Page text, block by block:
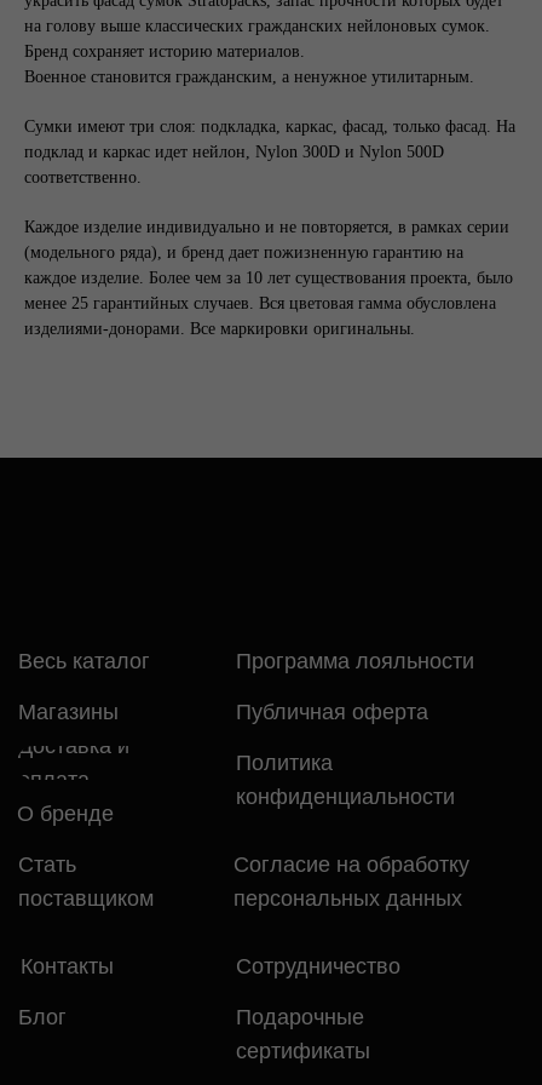
на голову выше классических гражданских нейлоновых сумок.
Бренд сохраняет историю материалов.
Военное становится гражданским, а ненужное утилитарным.
Сумки имеют три слоя: подкладка, каркас, фасад, только фасад. На
подклад и каркас идет нейлон, Nylon 300D и Nylon 500D
соответственно.
Каждое изделие индивидуально и не повторяется, в рамках серии
(модельного ряда), и бренд дает пожизненную гарантию на
каждое изделие. Более чем за 10 лет существования проекта, было
менее 25 гарантийных случаев. Вся цветовая гамма обусловлена
изделиями-донорами. Все маркировки оригинальны.
+7 995 093 96 65
califo.website@gmail.com
ИНН: 590847626354
Разработка сайта: Паша
Часто задаваемые
вопросы